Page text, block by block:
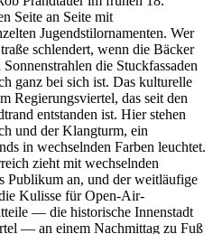
Seite an Seite mit
Jugendstilornamenten. Wer
schlendert, wenn die Bäcker
die Stuckfassaden
ganz bei sich ist. Das kulturelle
Regierungsviertel, das seit den
entstanden ist. Hier stehen
und der Klangturm, ein
in wechselnden Farben leuchtet.
zieht mit wechselnden
Publikum an, und der weitläufige
Kulisse für Open-Air-
— die historische Innenstadt
— an einem Nachmittag zu Fuß